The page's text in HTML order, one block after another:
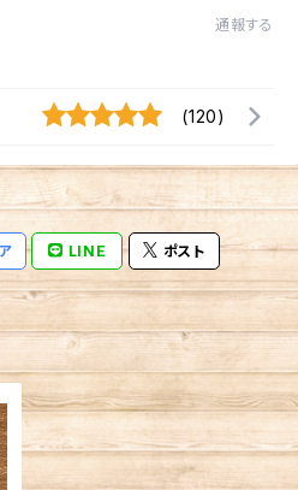
通報する
(120)
LINE ポスト